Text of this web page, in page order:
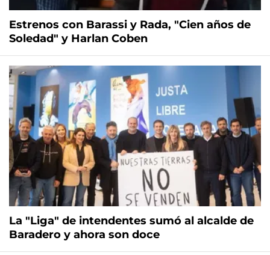
Estrenos con Barassi y Rada, "Cien años de
Soledad" y Harlan Coben
La "Liga" de intendentes sumó al alcalde de
Baradero y ahora son doce